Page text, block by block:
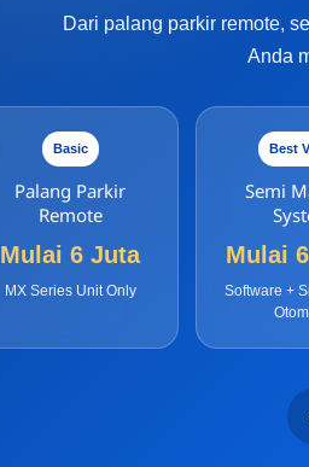
Dari palang parkir remote,
Anda
Basic
Palang Parkir
Remote
Mulai 6 Juta
MX Series Unit Only
Best
Semi
Mulai
Software +